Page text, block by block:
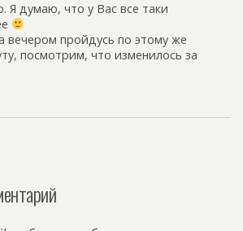
Я думаю, что у Вас все таки
вечером пройдусь по этому же
посмотрим, что изменилось за